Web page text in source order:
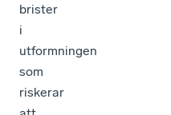
brister
i
utformningen
som
riskerar